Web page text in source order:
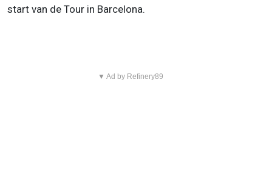
start van de Tour in Barcelona.
▼ Ad by Refinery89